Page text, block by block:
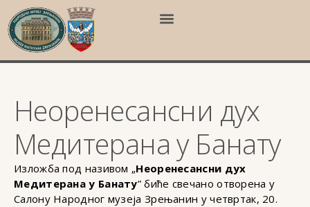
Неоренесансни дух
Медитерана у Банату
Изложба под називом „Неоренесансни дух
Медитерана у Банату” биће свечано отворена у
Салону Народног музеја Зрењанин у четвртак, 20.